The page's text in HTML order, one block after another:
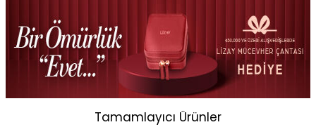
Tamamlayıcı Ürünler